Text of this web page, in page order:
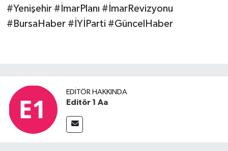
#Yenişehir #İmarPlanı #İmarRevizyonu
#BursaHaber #İYİParti #GüncelHaber
EDITÖR HAKKINDA
Editör 1 Aa